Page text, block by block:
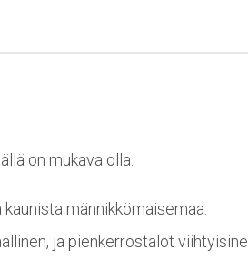
on mukava olla.
männikkömaisemaa.
ja pienkerrostalot viihtyisine